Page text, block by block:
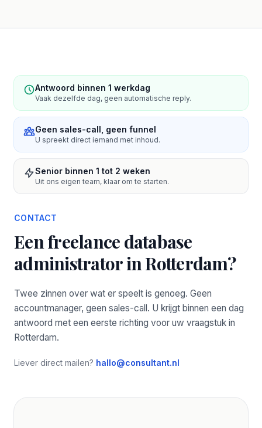
Antwoord binnen 1 werkdag
Vaak dezelfde dag, geen automatische reply.
Geen sales-call, geen funnel
U spreekt direct iemand met inhoud.
Senior binnen 1 tot 2 weken
Uit ons eigen team, klaar om te starten.
CONTACT
Een freelance database
administrator in Rotterdam?
Twee zinnen over wat er speelt is genoeg. Geen
accountmanager, geen sales-call. U krijgt binnen een dag
antwoord met een eerste richting voor uw vraagstuk in
Rotterdam.
Liever direct mailen? hallo@consultant.nl